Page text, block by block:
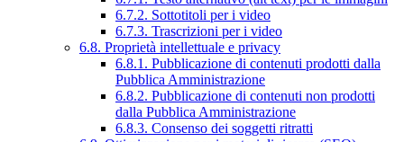
6.7.2. Sottotitoli per i video
6.7.3. Trascrizioni per i video
6.8. Proprietà intellettuale e privacy
6.8.1. Pubblicazione di contenuti prodotti dalla
Pubblica Amministrazione
6.8.2. Pubblicazione di contenuti non prodotti
dalla Pubblica Amministrazione
6.8.3. Consenso dei soggetti ritratti